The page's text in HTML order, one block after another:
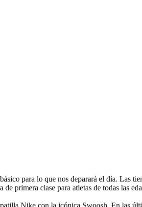
para lo que nos deparará el día. Las
primera clase para atletas de todas las